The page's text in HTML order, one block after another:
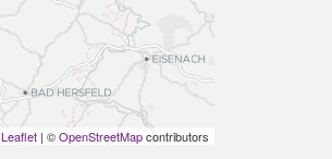
Leaflet| ©OpenStreetMapcontributors